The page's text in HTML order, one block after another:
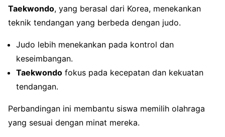
Taekwondo, yang berasal dari Korea, menekankan
teknik tendangan yang berbeda dengan judo.
Judo lebih menekankan pada kontrol dan
keseimbangan.
Taekwondo fokus pada kecepatan dan kekuatan
tendangan.
Perbandingan ini membantu siswa memilih olahraga
yang sesuai dengan minat mereka.